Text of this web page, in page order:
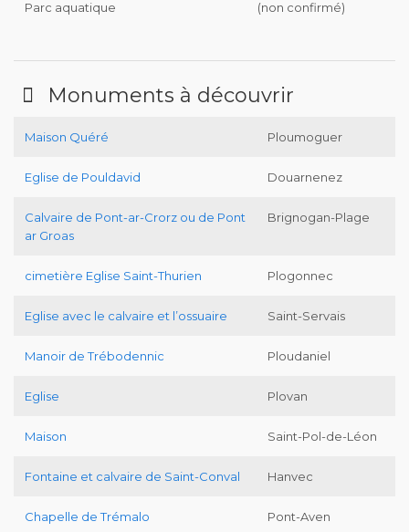
Parc aquatique (non confirmé)
Monuments à découvrir
Maison Quéré Ploumoguer
Eglise de Pouldavid Douarnenez
Calvaire de Pont-ar-Crorz ou de Pont
ar Groas
Brignogan-Plage
cimetière Eglise Saint-Thurien Plogonnec
Eglise avec le calvaire et l’ossuaire Saint-Servais
Manoir de Trébodennic Ploudaniel
Eglise Plovan
Maison Saint-Pol-de-Léon
Fontaine et calvaire de Saint-Conval Hanvec
Chapelle de Trémalo Pont-Aven